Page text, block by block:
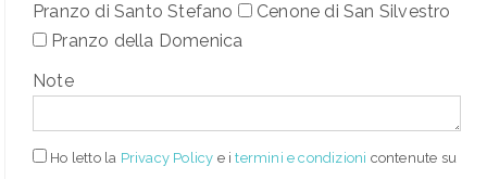
Pranzo di Santo Stefano
Cenone di San Silvestro
Pranzo della Domenica
Note
Ho letto la Privacy Policy e itermini e condizioni contenute su